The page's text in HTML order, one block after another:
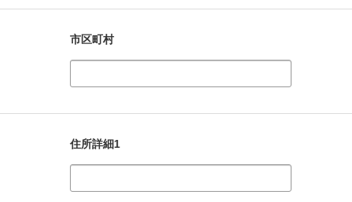
市区町村
住所詳細1